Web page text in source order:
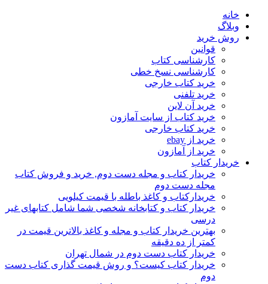
خانه
وبلاگ
روش خرید
قوانین
کارشناسی کتاب
کارشناسی نسخ خطی
خرید کتاب خارجی
خرید تلفنی
خرید آن لاین
خرید کتاب از سایت آمازون
خرید کتاب خارجی
خرید از ebay
خرید از آمازون
خریدار کتاب
خریدار کتاب و مجله دست دوم, خرید و فروش کتاب
مجله دست دوم
خریدارکتاب و کاغذ باطله با قیمت کیلویی
خریدار کتاب و کتابخانه شخصی شما شامل کتابهای غیر
درسی
بهترین خریدار کتاب و مجله و کاغذ بالاترین قیمت در
کمتر از ده دقیقه
خریدار کتاب دست دوم در شمال تهران
خریدار کتاب کیست؟ و روش قیمت گذاری کتاب دست
دوم